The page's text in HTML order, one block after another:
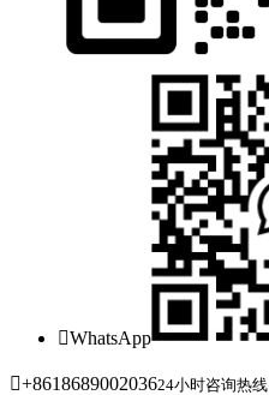
WhatsApp
+861868900203624小时咨询热线